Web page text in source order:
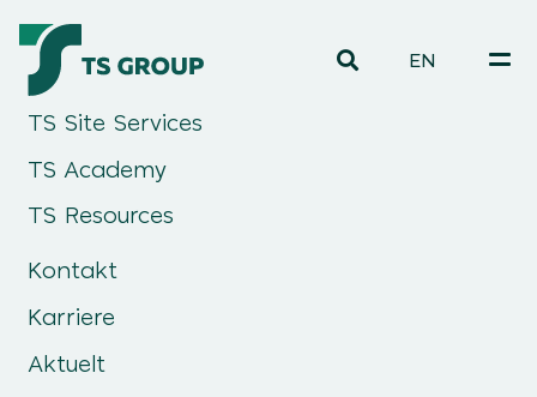
EN
TS Site Services
TS Academy
TS Resources
Kontakt
Karriere
Aktuelt